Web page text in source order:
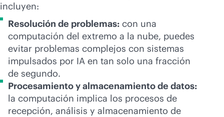
incluyen:
Resolución de problemas: con una
computación del extremo a la nube, puedes
evitar problemas complejos con sistemas
impulsados por IA en tan solo una fracción
de segundo.
Procesamiento y almacenamiento de datos:
la computación implica los procesos de
recepción, análisis y almacenamiento de